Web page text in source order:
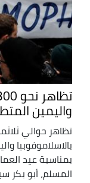
واليمين
تظاهر حوالي
بالاسلاموفوبيا
بمناسبة عيد
المسلم، أبو بكر